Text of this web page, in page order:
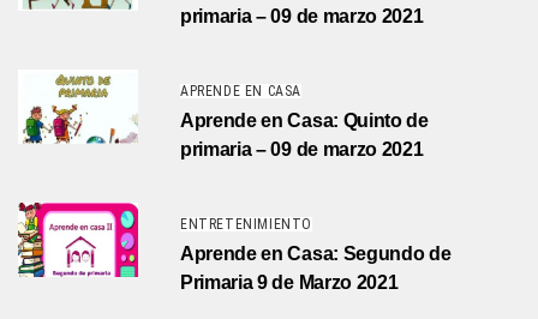
primaria – 09 de marzo 2021
APRENDE EN CASA
Aprende en Casa: Quinto de
primaria – 09 de marzo 2021
ENTRETENIMIENTO
Aprende en Casa: Segundo de
Primaria 9 de Marzo 2021